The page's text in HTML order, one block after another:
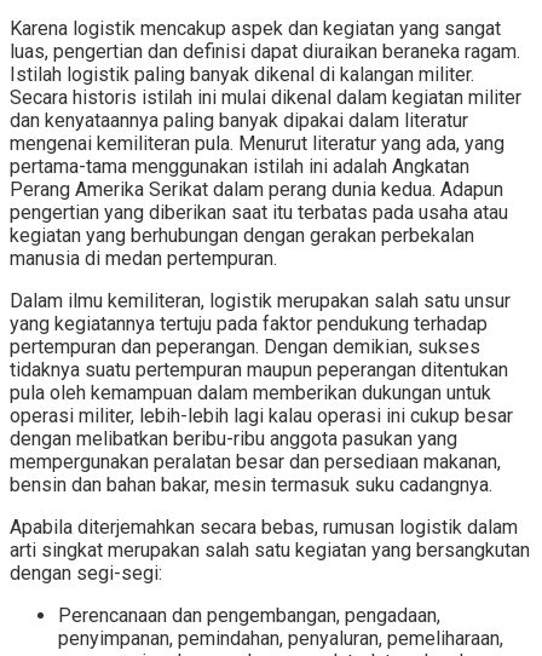
Karena logistik mencakup aspek dan kegiatan yang sangat
luas, pengertian dan definisi dapat diuraikan beraneka ragam.
Istilah logistik paling banyak dikenal di kalangan militer.
Secara historis istilah ini mulai dikenal dalam kegiatan militer
dan kenyataannya paling banyak dipakai dalam literatur
mengenai kemiliteran pula. Menurut literatur yang ada, yang
pertama-tama menggunakan istilah ini adalah Angkatan
Perang Amerika Serikat dalam perang dunia kedua. Adapun
pengertian yang diberikan saat itu terbatas pada usaha atau
kegiatan yang berhubungan dengan gerakan perbekalan
manusia di medan pertempuran.
Dalam ilmu kemiliteran, logistik merupakan salah satu unsur
yang kegiatannya tertuju pada faktor pendukung terhadap
pertempuran dan peperangan. Dengan demikian, sukses
tidaknya suatu pertempuran maupun peperangan ditentukan
pula oleh kemampuan dalam memberikan dukungan untuk
operasi militer, lebih-lebih lagi kalau operasi ini cukup besar
dengan melibatkan beribu-ribu anggota pasukan yang
mempergunakan peralatan besar dan persediaan makanan,
bensin dan bahan bakar, mesin termasuk suku cadangnya.
Apabila diterjemahkan secara bebas, rumusan logistik dalam
arti singkat merupakan salah satu kegiatan yang bersangkutan
dengan segi-segi:
Perencanaan dan pengembangan, pengadaan,
penyimpanan, pemindahan, penyaluran, pemeliharaan,